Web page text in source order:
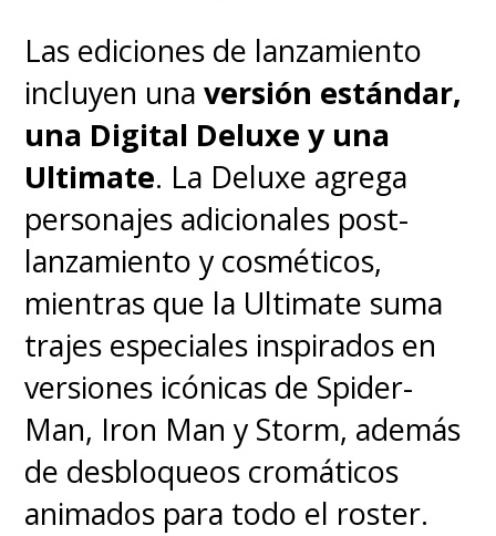
Las ediciones de lanzamiento
incluyen unaversión estándar,
una Digital Deluxe y una
Ultimate. La Deluxe agrega
personajes adicionales post-
lanzamiento y cosméticos,
mientras que la Ultimate suma
trajes especiales inspirados en
versiones icónicas de Spider-
Man, Iron Man y Storm, además
de desbloqueos cromáticos
animados para todo el roster.